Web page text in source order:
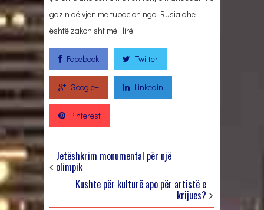
gazin që vjen me tubacion nga Rusia dhe
është zakonisht më i lirë.
Facebook Twitter
Google+ Linkedin
Pinterest
Jetëshkrim monumental për një
olimpik
Kushte për kulturë apo për artistë e
krijues?